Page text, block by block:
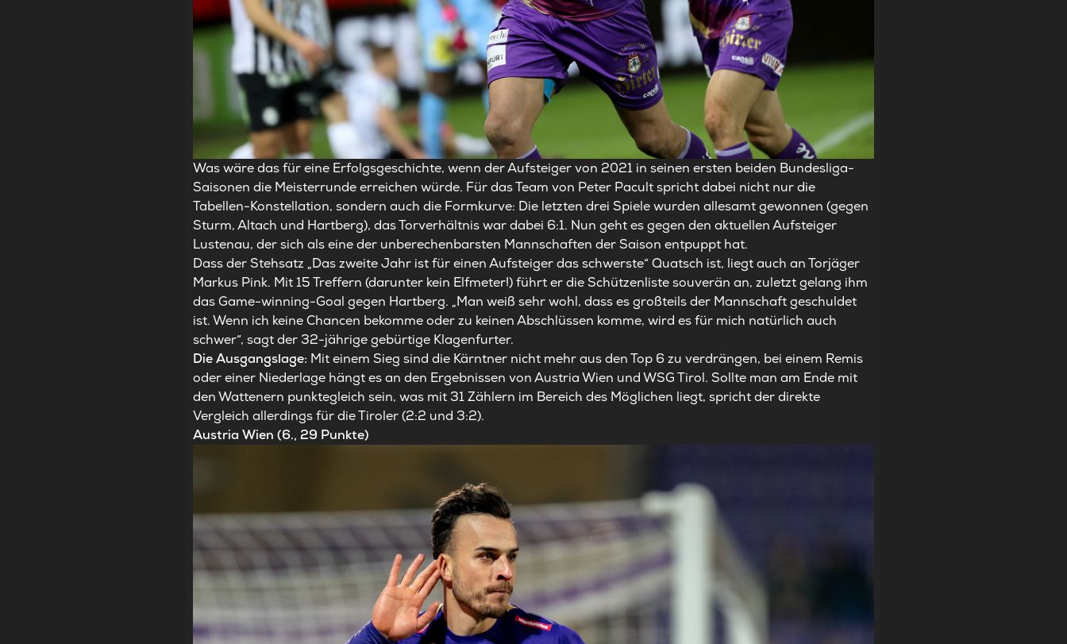
Was wäre das für eine Erfolgsgeschichte, wenn der Aufsteiger von 2021 in seinen ersten beiden Bundesliga-
Saisonen die Meisterrunde erreichen würde. Für das Team von Peter Pacult spricht dabei nicht nur die
Tabellen-Konstellation, sondern auch die Formkurve: Die letzten drei Spiele wurden allesamt gewonnen (gegen
Sturm, Altach und Hartberg), das Torverhältnis war dabei 6:1. Nun geht es gegen den aktuellen Aufsteiger
Lustenau, der sich als eine der unberechenbarsten Mannschaften der Saison entpuppt hat.
Dass der Stehsatz „Das zweite Jahr ist für einen Aufsteiger das schwerste“ Quatsch ist, liegt auch an Torjäger
Markus Pink. Mit 15 Treffern (darunter kein Elfmeter!) führt er die Schützenliste souverän an, zuletzt gelang ihm
das Game-winning-Goal gegen Hartberg. „Man weiß sehr wohl, dass es großteils der Mannschaft geschuldet
ist. Wenn ich keine Chancen bekomme oder zu keinen Abschlüssen komme, wird es für mich natürlich auch
schwer“, sagt der 32-jährige gebürtige Klagenfurter.
Die Ausgangslage: Mit einem Sieg sind die Kärntner nicht mehr aus den Top 6 zu verdrängen, bei einem Remis
oder einer Niederlage hängt es an den Ergebnissen von Austria Wien und WSG Tirol. Sollte man am Ende mit
den Wattenern punktegleich sein, was mit 31 Zählern im Bereich des Möglichen liegt, spricht der direkte
Vergleich allerdings für die Tiroler (2:2 und 3:2).
Austria Wien (6., 29 Punkte)